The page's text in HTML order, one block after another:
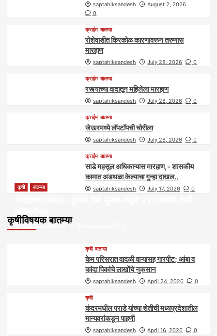
saptahiksandesh
August 2, 2026
0
क्राईम बातम्या
रोशेवाडीत किरकोळ कारणावरून तरुणास
मारहाण
saptahiksandesh July 28, 2026 0
क्राईम बातम्या
रस्त्याच्या वादातून महिलेला मारहाण
saptahiksandesh July 28, 2026 0
क्राईम बातम्या
जेऊरमध्ये लॅपटॉपची चोरीला
saptahiksandesh July 28, 2026 0
क्राईम बातम्या
साडे महसूल अधिकाऱ्यास मारहाण,- शासकीय
कामात अडथळा केल्याचा गुन्हा दाखल..
saptahiksandesh July 17, 2026 0
कृषीविषयक बातम्या
कृषी बातम्या
saptahiksandesh
कृषी बातम्या
केम परिसरात वादळी वाऱ्यासह गारपीट; आंबा व
कांदा पिकांचे लाखोंचे नुकसान
saptahiksandesh April 24, 2026 0
कृषी
कंदरमधील पराडे यांच्या शेतीची मध्यप्रदेशातील
मान्यवरांकडून पाहणी
saptahiksandesh April 16, 2026 0